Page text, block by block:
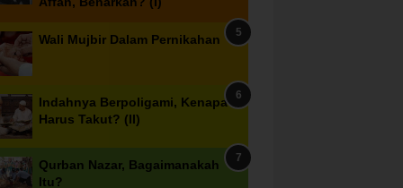
Wali Mujbir Dalam Pernikahan
Indahnya Berpoligami, Kenapa
Harus Takut? (II)
Qurban Nazar, Bagaimanakah
Itu?